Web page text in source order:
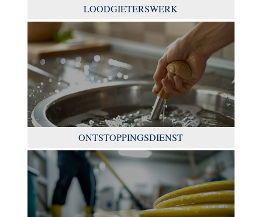
LOODGIETERSWERK
ONTSTOPPINGSDIENST